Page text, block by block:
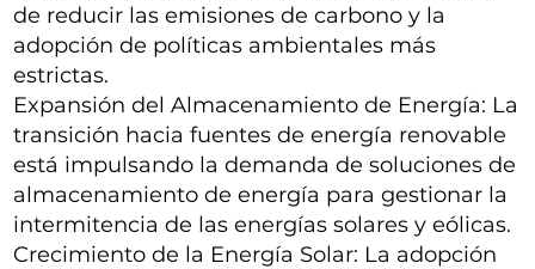
de reducir las emisiones de carbono y la
adopción de políticas ambientales más
estrictas.
Expansión del Almacenamiento de Energía: La
transición hacia fuentes de energía renovable
está impulsando la demanda de soluciones de
almacenamiento de energía para gestionar la
intermitencia de las energías solares y eólicas.
Crecimiento de la Energía Solar: La adopción